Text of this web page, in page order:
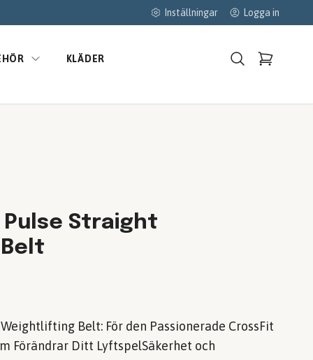
Inställningar Logga in
KLÄDER
Straight
Belt: För den Passionerade CrossFit
Förändrar Ditt LyftspelSäkerhet och